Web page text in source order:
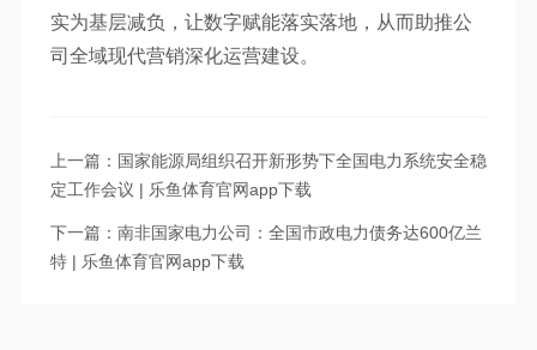
实为基层减负，让数字赋能落实落地，从而助推公
司全域现代营销深化运营建设。
上一篇：国家能源局组织召开新形势下全国电力系统安全稳
定工作会议 | 乐鱼体育官网app下载
下一篇：南非国家电力公司：全国市政电力债务达600亿兰
特 | 乐鱼体育官网app下载